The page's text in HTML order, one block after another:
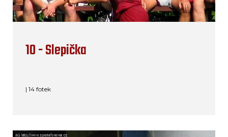
10 - Slepička
| 14 fotek